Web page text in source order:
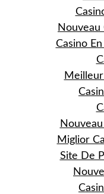
Nouveau
Casino
Miglior
Site De